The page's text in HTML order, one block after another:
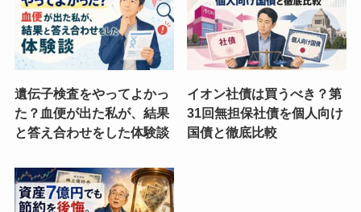
遺伝子検査をやってよかっ
た？血便が出た私が、結果
と答え合わせをした体験談
イオン社債は買うべき？第
31回無担保社債を個人向け
国債と徹底比較